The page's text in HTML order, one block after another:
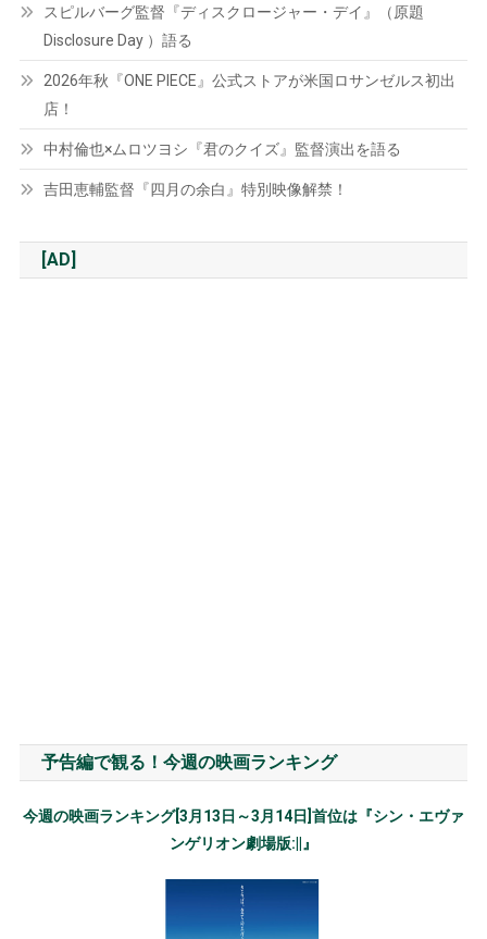
スピルバーグ監督『ディスクロージャー・デイ』（原題
Disclosure Day ）語る
2026年秋『ONE PIECE』公式ストアが米国ロサンゼルス初出
店！
中村倫也×ムロツヨシ『君のクイズ』監督演出を語る
吉田恵輔監督『四月の余白』特別映像解禁！
[AD]
予告編で観る！今週の映画ランキング
今週の映画ランキング[3月13日～3月14日]首位は『シン・エヴァ
ンゲリオン劇場版:||』